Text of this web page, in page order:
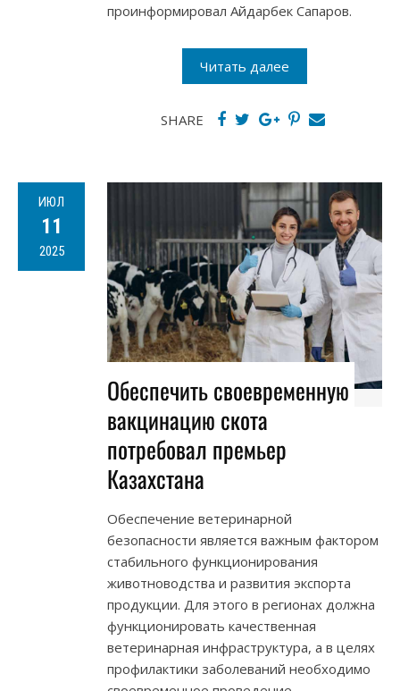
проинформировал Айдарбек Сапаров.
Читать далее
SHARE
ИЮЛ
11
2025
Обеспечить своевременную
вакцинацию скота
потребовал премьер
Казахстана
Обеспечение ветеринарной
безопасности является важным фактором
стабильного функционирования
животноводства и развития экспорта
продукции. Для этого в регионах должна
функционировать качественная
ветеринарная инфраструктура, а в целях
профилактики заболеваний необходимо